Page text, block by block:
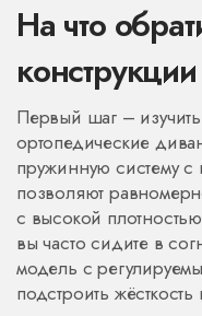
На что
конструкции
Первый шаг –
ортопедические
пружинную систему
позволяют
с высокой
вы часто сидите в
модель с
подстроить